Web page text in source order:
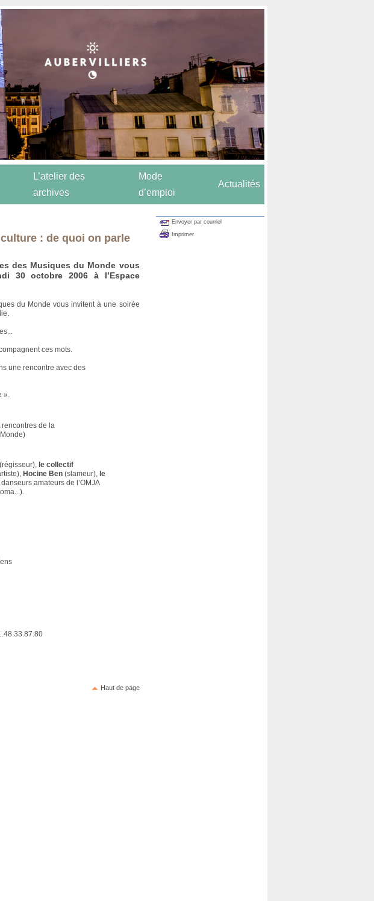
L’atelier des
archives
Mode
d’emploi
Actualités
: de quoi on parle
des Musiques du Monde vous
30 octobre 2006 à l’Espace
du Monde vous invitent à une soirée
ces mots.
une rencontre avec des
».
de la
le collectif
Hocine Ben (slameur), le
amateurs de l’OMJA
Haut de page
Envoyer par courriel
Imprimer